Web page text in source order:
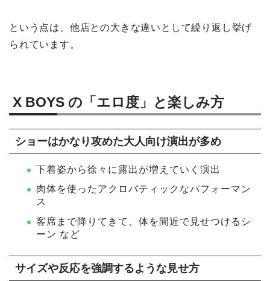
という点は、他店との大きな違いとして繰り返し挙げ
られています。
X BOYS の「エロ度」と楽しみ方
ショーはかなり攻めた大人向け演出が多め
下着姿から徐々に露出が増えていく演出
肉体を使ったアクロバティックなパフォーマン
ス
客席まで降りてきて、体を間近で見せつけるシ
ーン など
サイズや反応を強調するような見せ方